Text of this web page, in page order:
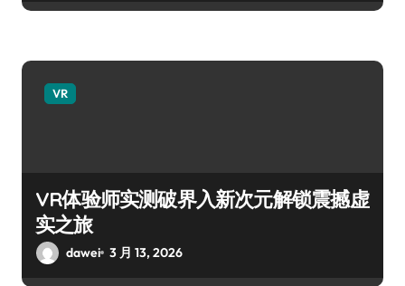
VR
VR体验师实测破界入新次元解锁震撼虚
实之旅
dawei 3 月 13, 2026